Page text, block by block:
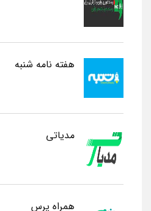
هفته نامه شنبه
مدیاتی
همراه پرس